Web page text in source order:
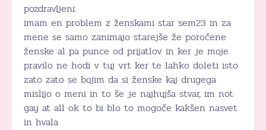
pozdravljeni:
imam en problem z ženskami star sem23 in za
mene se samo zanimajo starejše že poročene
ženske al pa punce od prijatlov in ker je moje
pravilo ne hodi v tuj vrt ker te lahko doleti isto
zato zato se bojim da si ženske kaj drugega
mislijo o meni in to še je najhujša stvar, im not
gay at all ok to bi blo to mogoče kakšen nasvet
in hvala